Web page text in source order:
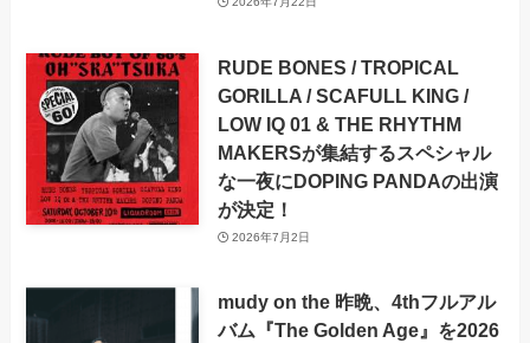
RUDE BONES / TROPICAL
GORILLA / SCAFULL KING /
LOW IQ 01 & THE RHYTHM
MAKERSが集結するスペシャル
な一夜にDOPING PANDAの出演
が決定！
2026年7月2日
mudy on the 昨晩、4thフルアル
バム『The Golden Age』を2026